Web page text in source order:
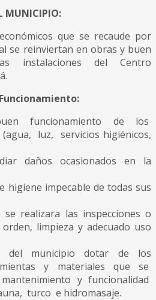
MUNICIPIO:
que se recaude por
se reinviertan en obras y buen
instalaciones del Centro
funcionamiento de los
luz, servicios higiénicos,
daños ocasionados en la
higiene impecable de todas sus
se realizara las inspecciones o
limpieza y adecuado uso
del municipio dotar de los
y materiales que se
y funcionalidad
turco e hidromasaje.